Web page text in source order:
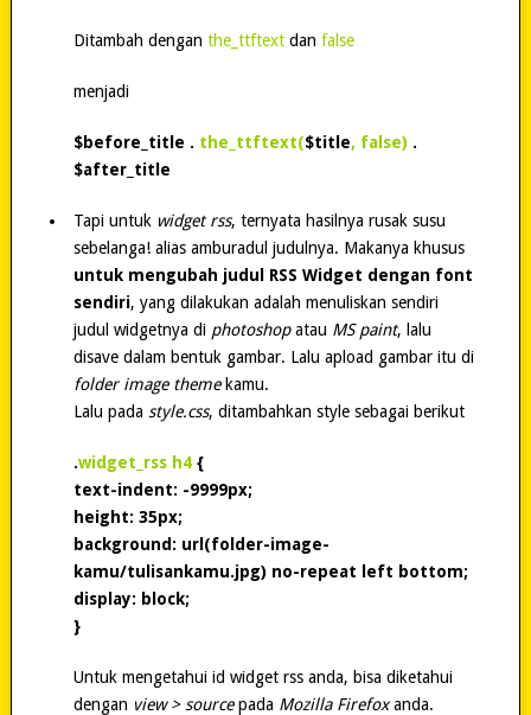
Ditambah denganthe_ttftext danfalse
menjadi
$before_title . the_ttftext($title, false) .
$after_title
Tapi untuk widget rss, ternyata hasilnya rusak susu
sebelanga! alias amburadul judulnya. Makanya khusus
untuk mengubah judul RSS Widget dengan font
sendiri, yang dilakukan adalah menuliskan sendiri
judul widgetnya di photoshopatau MS paint, lalu
disave dalam bentuk gambar. Lalu apload gambar itu di
folder image themekamu.
Lalu pada style.css, ditambahkan style sebagai berikut
.widget_rss h4{
text-indent: -9999px;
height: 35px;
background: url(folder-image-
kamu/tulisankamu.jpg) no-repeat left bottom;
display: block;
}
Untuk mengetahui id widget rss anda, bisa diketahui
dengan view > sourcepada Mozilla Firefoxanda.